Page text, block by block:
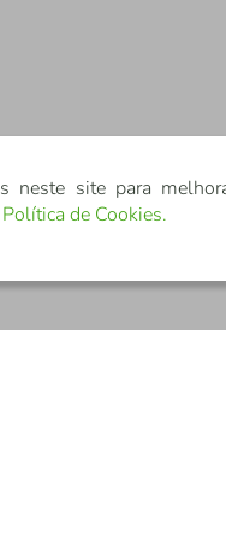
neste site para
Política de Cookies.